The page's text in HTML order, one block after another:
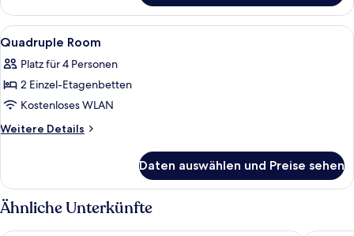
Twin
Room
Alle
Fotos
für
Quadruple
Room
anzeigen
Allergikerbettwaren, Schreibtisch,
6
Quadruple Room
Platz für 4 Personen
2 Einzel-Etagenbetten
Kostenloses WLAN
Weitere Details
Weitere
Room
Daten auswählen und Preise sehen
Ähnliche Unterkünfte